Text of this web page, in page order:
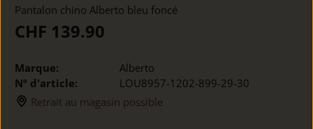
Pantalon chino Alberto bleu foncé
CHF 139.90
Marque:
Alberto
Nº d'article:
LOU8957-1202-899-29-30
Retrait au magasin possible